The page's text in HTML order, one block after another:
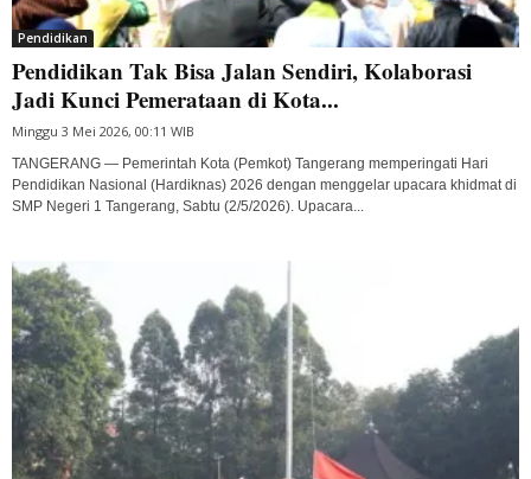
Pendidikan
Pendidikan Tak Bisa Jalan Sendiri, Kolaborasi
Jadi Kunci Pemerataan di Kota...
Minggu 3 Mei 2026, 00:11 WIB
TANGERANG — Pemerintah Kota (Pemkot) Tangerang memperingati Hari
Pendidikan Nasional (Hardiknas) 2026 dengan menggelar upacara khidmat di
SMP Negeri 1 Tangerang, Sabtu (2/5/2026). Upacara...